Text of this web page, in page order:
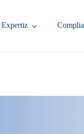
Expertiz